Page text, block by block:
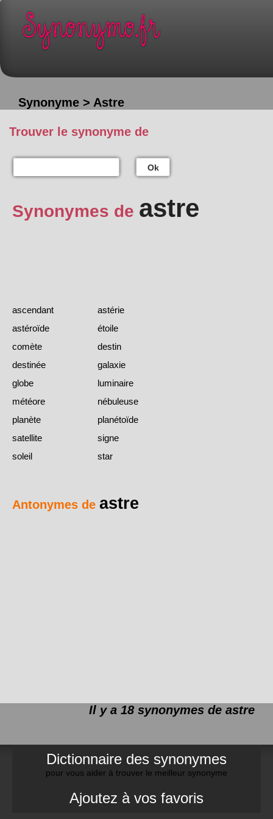
Synonyme > Astre
Trouver le synonyme de
Ok
Synonymes de astre
ascendant
astérie
astéroïde
étoile
comète
destin
destinée
galaxie
globe
luminaire
météore
nébuleuse
planète
planétoïde
satellite
signe
soleil
star
Antonymes de astre
Il y a 18 synonymes de astre
Dictionnaire des synonymes
pour vous aider à trouver le meilleur synonyme
Ajoutez à vos favoris